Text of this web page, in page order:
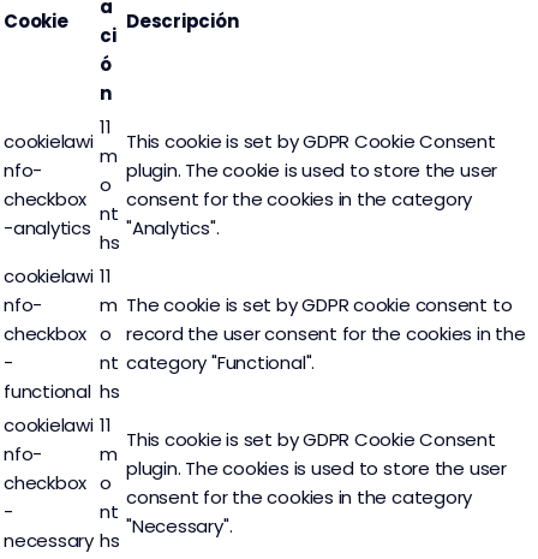
Cookie
a
ci
ó
n
Descripción
cookielawi
nfo-
checkbox
-analytics
11
m
o
nt
hs
This cookie is set by GDPR Cookie Consent
plugin. The cookie is used to store the user
consent for the cookies in the category
"Analytics".
cookielawi
nfo-
checkbox
-
functional
11
m
o
nt
hs
The cookie is set by GDPR cookie consent to
record the user consent for the cookies in the
category "Functional".
cookielawi
nfo-
checkbox
-
necessary
11
m
o
nt
hs
This cookie is set by GDPR Cookie Consent
plugin. The cookies is used to store the user
consent for the cookies in the category
"Necessary".